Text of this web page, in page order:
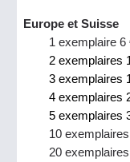
Europe et Suisse
1 exemplaire 6
2 exemplaires
3 exemplaires
4 exemplaires
5 exemplaires
10
20